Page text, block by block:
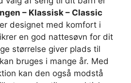
– Klassisk – Classic
er designet med komfort i
en god nattesøvn for dit
størrelse giver plads til
bruges i mange år. Med
kan den også modstå